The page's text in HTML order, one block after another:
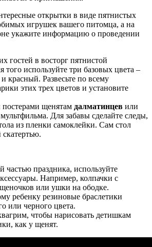
открытки в виде пятнистых
игрушек вашего питомца, а на
укажите информацию о проведении
гостей в восторг пятнистой
того используйте три базовых цвета –
красный. Развесьте по всему
этих трех цветов и установите
постерами щенятам далматинцев или
Для забавы сделайте следы,
из пленки самоклейки. Сам стол
скатертью.
частью праздника, используйте
Например, колпачки с
или ушки на ободке.
ребенку резиновые браслетики
или черного цвета.
чтобы нарисовать детишкам
как у щенят.